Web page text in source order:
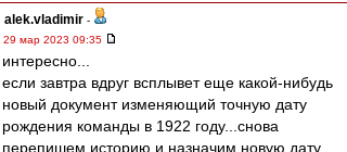
alek.vladimir -
29 мар 2023 09:35
интересно...
если завтра вдруг всплывет еще какой-нибудь
новый документ изменяющий точную дату
рождения команды в 1922 году...снова
перепишем историю и назначим новую дату